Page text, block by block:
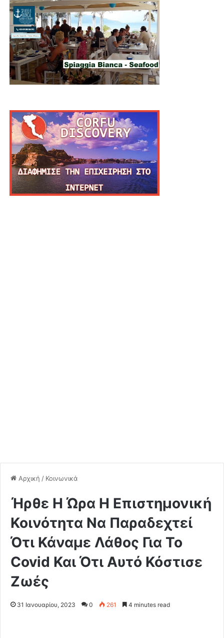
Αρχική / Κοινωνικά
Ήρθε Η Ώρα Η Επιστημονική
Κοινότητα Να Παραδεχτεί
Ότι Κάναμε Λάθος Για Το
Covid Και Ότι Αυτό Κόστισε
Ζωές
31 Ιανουαρίου, 2023 0 261 4 minutes read